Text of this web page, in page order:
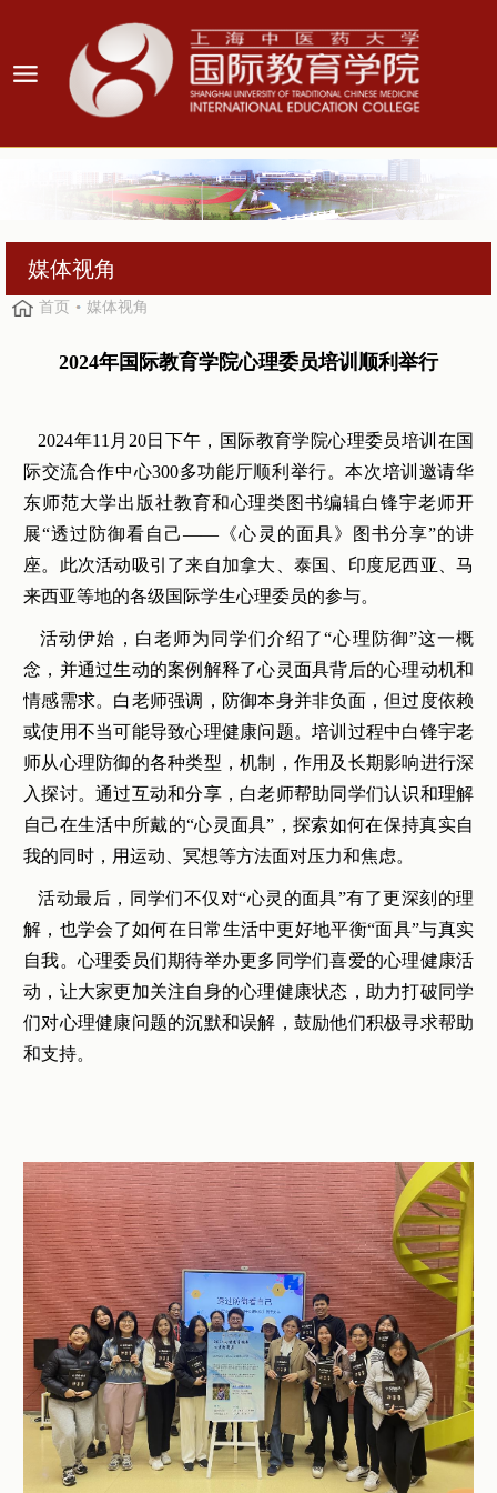
媒体视角
首页 媒体视角
2024年国际教育学院心理委员培训顺利举行
2024年11月20日下午，国际教育学院心理委员培训在国
际交流合作中心300多功能厅顺利举行。本次培训邀请华
东师范大学出版社教育和心理类图书编辑白锋宇老师开
展“透过防御看自己——《心灵的面具》图书分享”的讲
座。此次活动吸引了来自加拿大、泰国、印度尼西亚、马
来西亚等地的各级国际学生心理委员的参与。
活动伊始，白老师为同学们介绍了“心理防御”这一概
念，并通过生动的案例解释了心灵面具背后的心理动机和
情感需求。白老师强调，防御本身并非负面，但过度依赖
或使用不当可能导致心理健康问题。培训过程中白锋宇老
师从心理防御的各种类型，机制，作用及长期影响进行深
入探讨。通过互动和分享，白老师帮助同学们认识和理解
自己在生活中所戴的“心灵面具”，探索如何在保持真实自
我的同时，用运动、冥想等方法面对压力和焦虑。
活动最后，同学们不仅对“心灵的面具”有了更深刻的理
解，也学会了如何在日常生活中更好地平衡“面具”与真实
自我。心理委员们期待举办更多同学们喜爱的心理健康活
动，让大家更加关注自身的心理健康状态，助力打破同学
们对心理健康问题的沉默和误解，鼓励他们积极寻求帮助
和支持。